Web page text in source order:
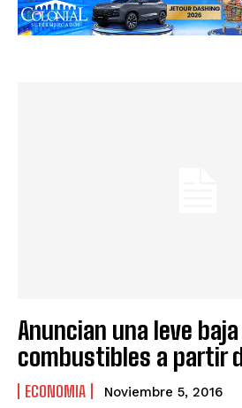
Anuncian una leve
combustibles a partir
ECONOMIA Noviembre 5, 2016